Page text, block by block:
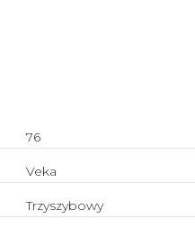
76
Veka
Trzyszybowy